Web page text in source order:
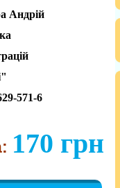
Андрій
571-6
170 грн